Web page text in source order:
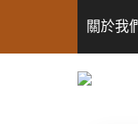
關於我